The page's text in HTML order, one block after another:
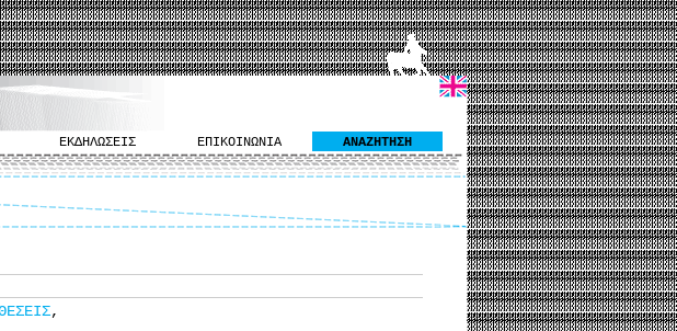
ΕΚΔΗΛΩΣΕΙΣ ΕΠΙΚΟΙΝΩΝΙΑ ΑΝΑΖΗΤΗΣΗ
,